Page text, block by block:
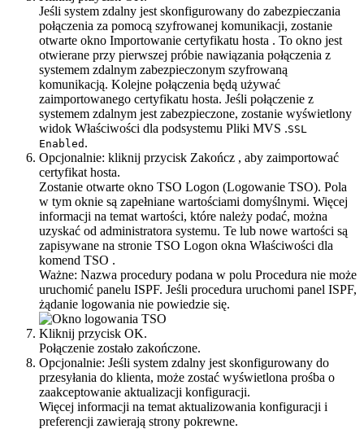
Jeśli system zdalny jest skonfigurowany do zabezpieczania
połączenia za pomocą szyfrowanej komunikacji, zostanie
otwarte okno Importowanie certyfikatu hosta . To okno jest
otwierane przy pierwszej próbie nawiązania połączenia z
systemem zdalnym zabezpieczonym szyfrowaną
komunikacją. Kolejne połączenia będą używać
zaimportowanego certyfikatu hosta. Jeśli połączenie z
systemem zdalnym jest zabezpieczone, zostanie wyświetlony
widok Właściwości dla podsystemu Pliki MVS .SSL
Enabled .
Opcjonalnie: kliknij przycisk Zakończ , aby zaimportować
certyfikat hosta.
Zostanie otwarte okno TSO Logon (Logowanie TSO). Pola
w tym oknie są zapełniane wartościami domyślnymi. Więcej
informacji na temat wartości, które należy podać, można
uzyskać od administratora systemu. Te lub nowe wartości są
zapisywane na stronie TSO Logon okna Właściwości dla
komend TSO .
Ważne: Nazwa procedury podana w polu Procedura nie może
uruchomić panelu ISPF. Jeśli procedura uruchomi panel ISPF,
żądanie logowania nie powiedzie się.
Kliknij przycisk OK.
Połączenie zostało zakończone.
Opcjonalnie: Jeśli system zdalny jest skonfigurowany do
przesyłania do klienta, może zostać wyświetlona prośba o
zaakceptowanie aktualizacji konfiguracji.
Więcej informacji na temat aktualizowania konfiguracji i
preferencji zawierają strony pokrewne.